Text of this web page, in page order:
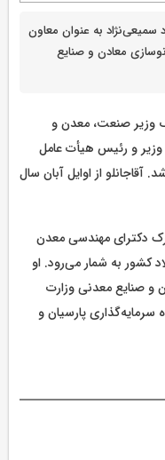
به عنوان معاون
معادن و صنایع
وزیر صنعت، معدن و
وزیر و رئیس هیأت عامل
آقاجانلو از اوایل آبان سال
دکترای مهندسی معدن
کشور به شمار می‌رود. او
و صنایع معدنی وزارت
سرمایه‌گذاری پارسیان و